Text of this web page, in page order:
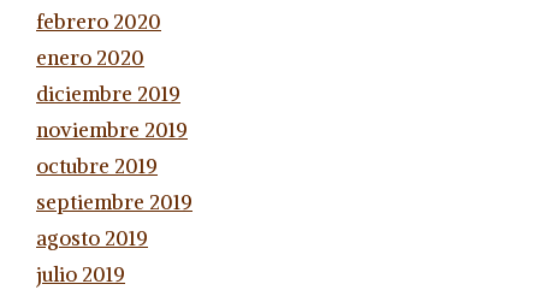
febrero 2020
enero 2020
diciembre 2019
noviembre 2019
octubre 2019
septiembre 2019
agosto 2019
julio 2019